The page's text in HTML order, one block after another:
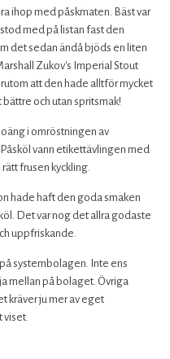
ihop med påskmaten. Bäst var
med på listan fast den
det sedan ändå bjöds en liten
Zukov's Imperial Stout
att den hade alltför mycket
och utan spritsmak!
i omröstningen av
vann etikettävlingen med
frusen kyckling.
hade haft den goda smaken
Det var nog det allra godaste
uppfriskande.
systembolagen. Inte ens
mellan på bolaget. Övriga
kräver ju mer av eget
viset.